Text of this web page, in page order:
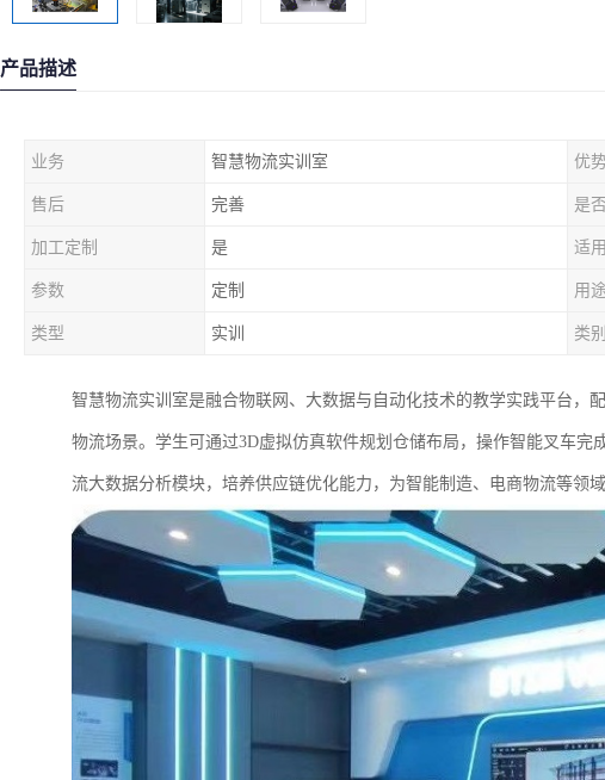
产品描述
业务 智慧物流实训室 优
售后 完善 是
加工定制 是 适
参数 定制 用
类型 实训 类别
智慧物流实训室是融合物联网、大数据与自动化技术的教学实践平台，
物流场景。学生可通过3D虚拟仿真软件规划仓储布局，操作智能叉车
流大数据分析模块，培养供应链优化能力，为智能制造、电商物流等领域